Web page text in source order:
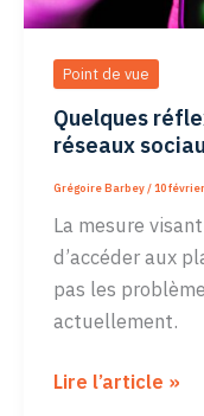
Point de vue
Quelques
réseaux
Grégoire Barbey/10
La mesure
d’accéder aux
pas les
actuellement.
Quelques
Lire l’article »